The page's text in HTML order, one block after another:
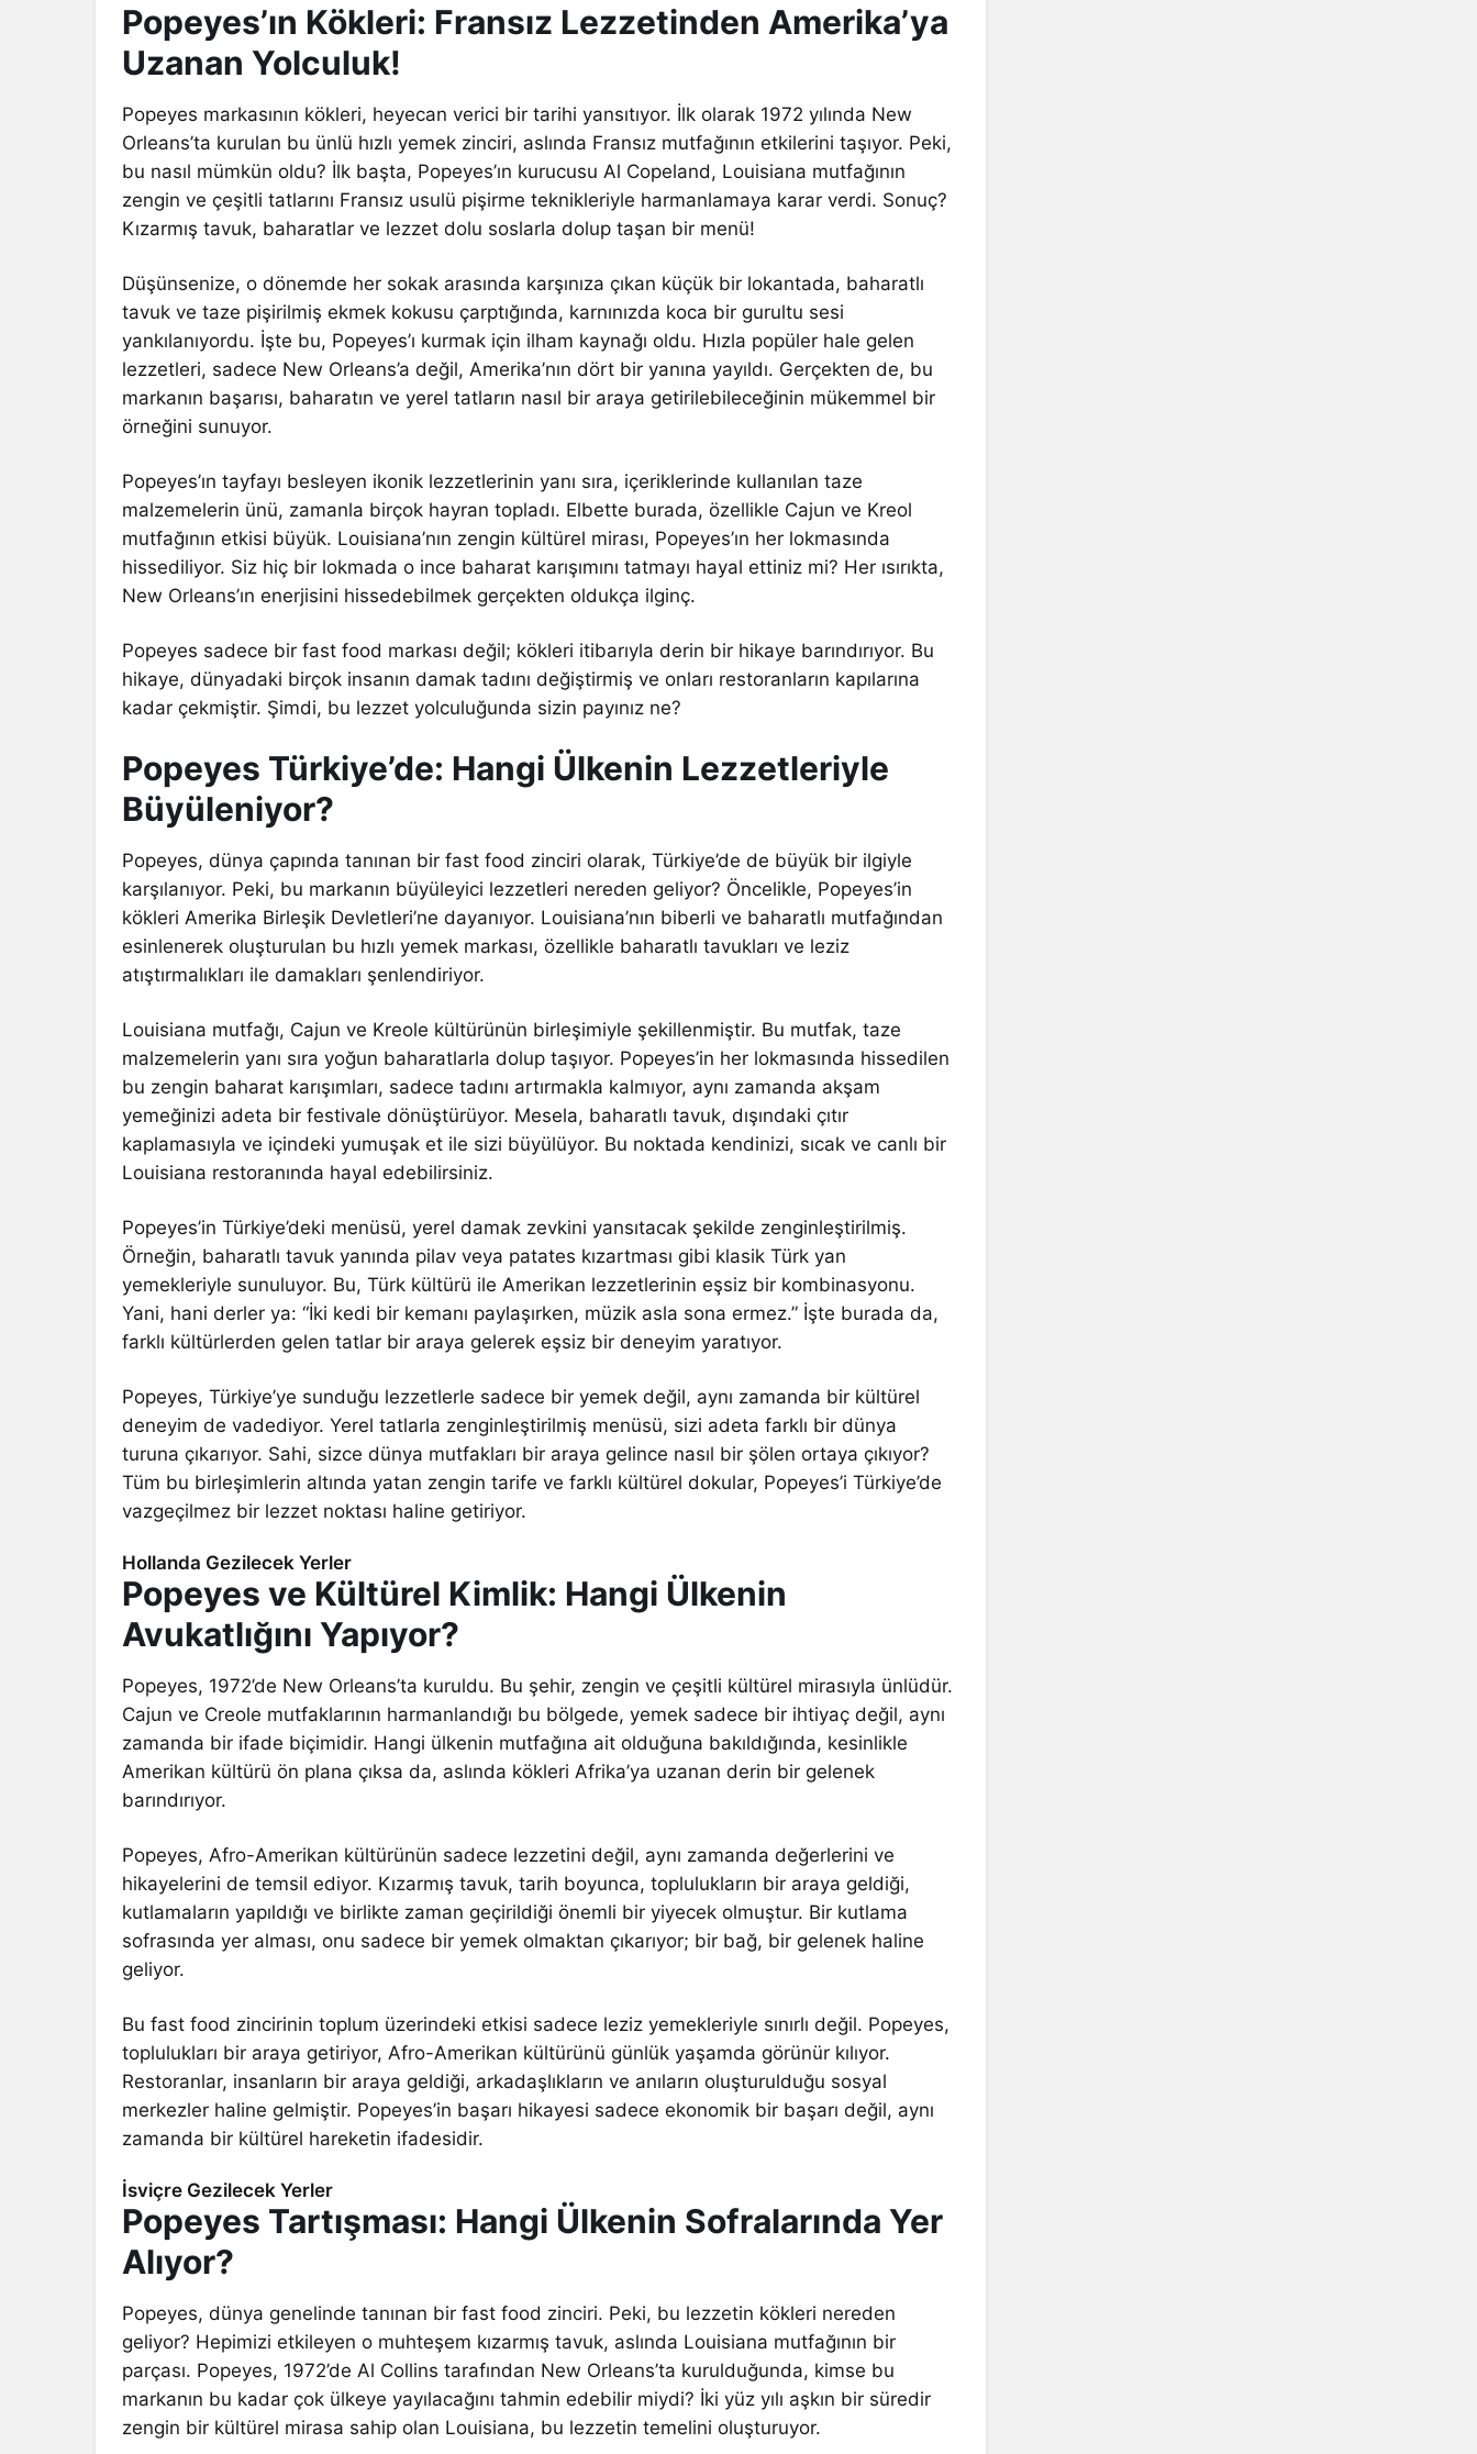
Popeyes’ın Kökleri: Fransız Lezzetinden Amerika’ya
Uzanan Yolculuk!
Popeyes markasının kökleri, heyecan verici bir tarihi yansıtıyor. İlk olarak 1972 yılında New
Orleans’ta kurulan bu ünlü hızlı yemek zinciri, aslında Fransız mutfağının etkilerini taşıyor. Peki,
bu nasıl mümkün oldu? İlk başta, Popeyes’ın kurucusu Al Copeland, Louisiana mutfağının
zengin ve çeşitli tatlarını Fransız usulü pişirme teknikleriyle harmanlamaya karar verdi. Sonuç?
Kızarmış tavuk, baharatlar ve lezzet dolu soslarla dolup taşan bir menü!
Düşünsenize, o dönemde her sokak arasında karşınıza çıkan küçük bir lokantada, baharatlı
tavuk ve taze pişirilmiş ekmek kokusu çarptığında, karnınızda koca bir gurultu sesi
yankılanıyordu. İşte bu, Popeyes’ı kurmak için ilham kaynağı oldu. Hızla popüler hale gelen
lezzetleri, sadece New Orleans’a değil, Amerika’nın dört bir yanına yayıldı. Gerçekten de, bu
markanın başarısı, baharatın ve yerel tatların nasıl bir araya getirilebileceğinin mükemmel bir
örneğini sunuyor.
Popeyes’ın tayfayı besleyen ikonik lezzetlerinin yanı sıra, içeriklerinde kullanılan taze
malzemelerin ünü, zamanla birçok hayran topladı. Elbette burada, özellikle Cajun ve Kreol
mutfağının etkisi büyük. Louisiana’nın zengin kültürel mirası, Popeyes’ın her lokmasında
hissediliyor. Siz hiç bir lokmada o ince baharat karışımını tatmayı hayal ettiniz mi? Her ısırıkta,
New Orleans’ın enerjisini hissedebilmek gerçekten oldukça ilginç.
Popeyes sadece bir fast food markası değil; kökleri itibarıyla derin bir hikaye barındırıyor. Bu
hikaye, dünyadaki birçok insanın damak tadını değiştirmiş ve onları restoranların kapılarına
kadar çekmiştir. Şimdi, bu lezzet yolculuğunda sizin payınız ne?
Popeyes Türkiye’de: Hangi Ülkenin Lezzetleriyle
Büyüleniyor?
Popeyes, dünya çapında tanınan bir fast food zinciri olarak, Türkiye’de de büyük bir ilgiyle
karşılanıyor. Peki, bu markanın büyüleyici lezzetleri nereden geliyor? Öncelikle, Popeyes’in
kökleri Amerika Birleşik Devletleri’ne dayanıyor. Louisiana’nın biberli ve baharatlı mutfağından
esinlenerek oluşturulan bu hızlı yemek markası, özellikle baharatlı tavukları ve leziz
atıştırmalıkları ile damakları şenlendiriyor.
Louisiana mutfağı, Cajun ve Kreole kültürünün birleşimiyle şekillenmiştir. Bu mutfak, taze
malzemelerin yanı sıra yoğun baharatlarla dolup taşıyor. Popeyes’in her lokmasında hissedilen
bu zengin baharat karışımları, sadece tadını artırmakla kalmıyor, aynı zamanda akşam
yemeğinizi adeta bir festivale dönüştürüyor. Mesela, baharatlı tavuk, dışındaki çıtır
kaplamasıyla ve içindeki yumuşak et ile sizi büyülüyor. Bu noktada kendinizi, sıcak ve canlı bir
Louisiana restoranında hayal edebilirsiniz.
Popeyes’in Türkiye’deki menüsü, yerel damak zevkini yansıtacak şekilde zenginleştirilmiş.
Örneğin, baharatlı tavuk yanında pilav veya patates kızartması gibi klasik Türk yan
yemekleriyle sunuluyor. Bu, Türk kültürü ile Amerikan lezzetlerinin eşsiz bir kombinasyonu.
Yani, hani derler ya: “İki kedi bir kemanı paylaşırken, müzik asla sona ermez.” İşte burada da,
farklı kültürlerden gelen tatlar bir araya gelerek eşsiz bir deneyim yaratıyor.
Popeyes, Türkiye’ye sunduğu lezzetlerle sadece bir yemek değil, aynı zamanda bir kültürel
deneyim de vadediyor. Yerel tatlarla zenginleştirilmiş menüsü, sizi adeta farklı bir dünya
turuna çıkarıyor. Sahi, sizce dünya mutfakları bir araya gelince nasıl bir şölen ortaya çıkıyor?
Tüm bu birleşimlerin altında yatan zengin tarife ve farklı kültürel dokular, Popeyes’i Türkiye’de
vazgeçilmez bir lezzet noktası haline getiriyor.
Hollanda Gezilecek Yerler
Popeyes ve Kültürel Kimlik: Hangi Ülkenin
Avukatlığını Yapıyor?
Popeyes, 1972’de New Orleans’ta kuruldu. Bu şehir, zengin ve çeşitli kültürel mirasıyla ünlüdür.
Cajun ve Creole mutfaklarının harmanlandığı bu bölgede, yemek sadece bir ihtiyaç değil, aynı
zamanda bir ifade biçimidir. Hangi ülkenin mutfağına ait olduğuna bakıldığında, kesinlikle
Amerikan kültürü ön plana çıksa da, aslında kökleri Afrika’ya uzanan derin bir gelenek
barındırıyor.
Popeyes, Afro-Amerikan kültürünün sadece lezzetini değil, aynı zamanda değerlerini ve
hikayelerini de temsil ediyor. Kızarmış tavuk, tarih boyunca, toplulukların bir araya geldiği,
kutlamaların yapıldığı ve birlikte zaman geçirildiği önemli bir yiyecek olmuştur. Bir kutlama
sofrasında yer alması, onu sadece bir yemek olmaktan çıkarıyor; bir bağ, bir gelenek haline
geliyor.
Bu fast food zincirinin toplum üzerindeki etkisi sadece leziz yemekleriyle sınırlı değil. Popeyes,
toplulukları bir araya getiriyor, Afro-Amerikan kültürünü günlük yaşamda görünür kılıyor.
Restoranlar, insanların bir araya geldiği, arkadaşlıkların ve anıların oluşturulduğu sosyal
merkezler haline gelmiştir. Popeyes’in başarı hikayesi sadece ekonomik bir başarı değil, aynı
zamanda bir kültürel hareketin ifadesidir.
İsviçre Gezilecek Yerler
Popeyes Tartışması: Hangi Ülkenin Sofralarında Yer
Alıyor?
Popeyes, dünya genelinde tanınan bir fast food zinciri. Peki, bu lezzetin kökleri nereden
geliyor? Hepimizi etkileyen o muhteşem kızarmış tavuk, aslında Louisiana mutfağının bir
parçası. Popeyes, 1972’de Al Collins tarafından New Orleans’ta kurulduğunda, kimse bu
markanın bu kadar çok ülkeye yayılacağını tahmin edebilir miydi? İki yüz yılı aşkın bir süredir
zengin bir kültürel mirasa sahip olan Louisiana, bu lezzetin temelini oluşturuyor.